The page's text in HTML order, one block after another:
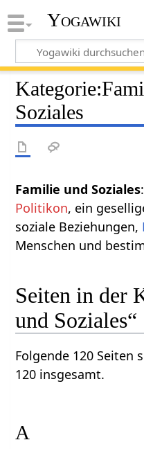
Yogawiki
Kategorie:
Soziales
Familie und Soziales
Politikon, ein
soziale Beziehungen,
Menschen und
Seiten in der
und Soziales“
Folgende 120 Seiten
120 insgesamt.
A